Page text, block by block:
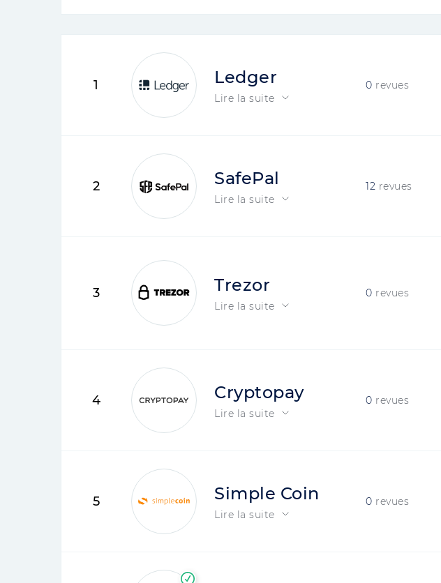
1 Ledger
Lire la suite
0 revues
2 SafePal
Lire la suite
12 revues
3 Trezor
Lire la suite
0 revues
4 Cryptopay
Lire la suite
0 revues
5 Simple Coin
Lire la suite
0 revues